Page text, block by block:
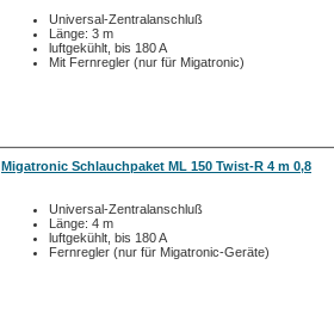
Universal-Zentralanschluß
Länge: 3 m
luftgekühlt, bis 180 A
Mit Fernregler (nur für Migatronic)
Migatronic Schlauchpaket ML 150 Twist-R 4 m 0,8
Universal-Zentralanschluß
Länge: 4 m
luftgekühlt, bis 180 A
Fernregler (nur für Migatronic-Geräte)